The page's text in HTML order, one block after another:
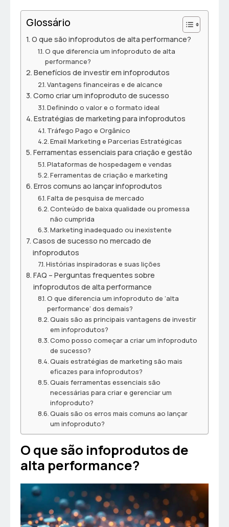
Glossário
O que são infoprodutos de alta performance?
O que diferencia um infoproduto de alta
performance?
Benefícios de investir em infoprodutos
Vantagens financeiras e de alcance
Como criar um infoproduto de sucesso
Definindo o valor e o formato ideal
Estratégias de marketing para infoprodutos
Tráfego Pago e Orgânico
Email Marketing e Parcerias Estratégicas
Ferramentas essenciais para criação e gestão
Plataformas de hospedagem e vendas
Ferramentas de criação e marketing
Erros comuns ao lançar infoprodutos
Falta de pesquisa de mercado
Conteúdo de baixa qualidade ou promessa
não cumprida
Marketing inadequado ou inexistente
Casos de sucesso no mercado de
infoprodutos
Histórias inspiradoras e suas lições
FAQ – Perguntas frequentes sobre
infoprodutos de alta performance
O que diferencia um infoproduto de ‘alta
performance’ dos demais?
Quais são as principais vantagens de investir
em infoprodutos?
Como posso começar a criar um infoproduto
de sucesso?
Quais estratégias de marketing são mais
eficazes para infoprodutos?
Quais ferramentas essenciais são
necessárias para criar e gerenciar um
infoproduto?
Quais são os erros mais comuns ao lançar
um infoproduto?
O que são infoprodutos de
alta performance?